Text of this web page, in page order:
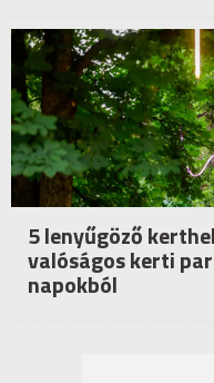
5 lenyűgöző
valóságos kerti
napokból